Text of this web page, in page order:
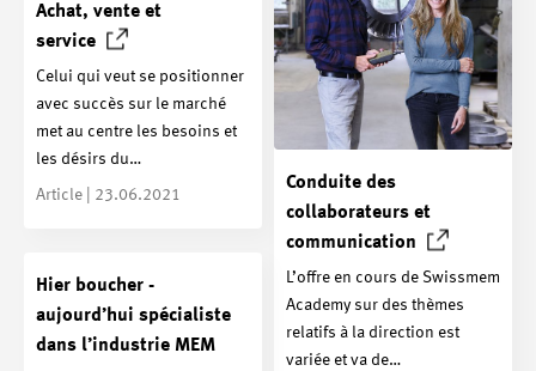
Achat, vente et
service
Celui qui veut se positionner
avec succès sur le marché
met au centre les besoins et
les désirs du…
Article | 23.06.2021
Conduite des
collaborateurs et
communication
L’offre en cours de Swissmem
Academy sur des thèmes
relatifs à la direction est
variée et va de…
Hier boucher -
aujourd’hui spécialiste
dans l’industrie MEM